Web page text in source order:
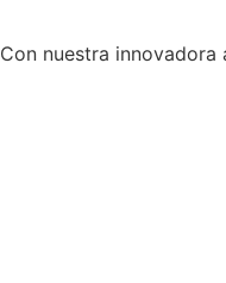
Con nuestra